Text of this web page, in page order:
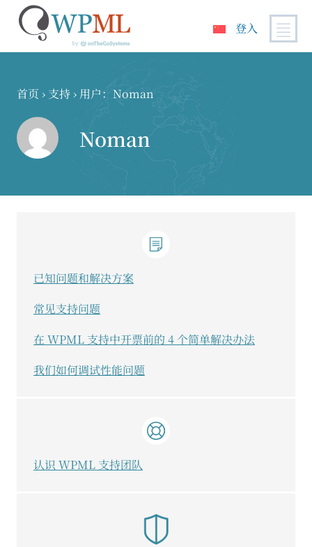
登入
首页 › 支持› 用户：Noman
Noman
已知问题和解决方案
常见支持问题
在 WPML 支持中开票前的 4 个简单解决办法
我们如何调试性能问题
认识 WPML 支持团队